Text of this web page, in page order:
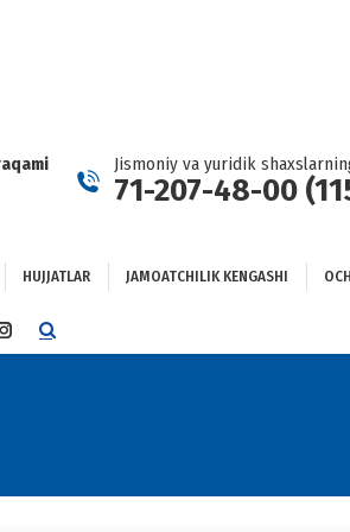
Jismoniy va yuridik
71-207-48-00
HUJJATLAR JAMOATCHILIK KENGASHI
INSTAGRAM